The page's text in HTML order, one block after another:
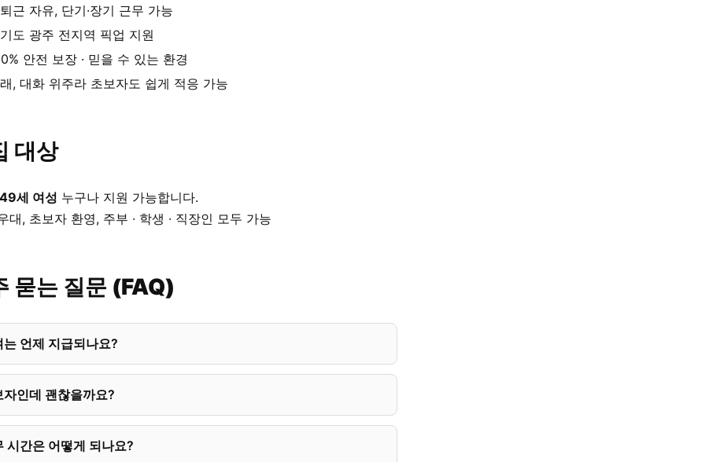
근 자유, 단기·장기 근무 가능
도 광주 전지역 픽업 지원
안전 보장 · 믿을 수 있는 환경
, 대화 위주라 초보자도 쉽게 적응 가능
대상
세 여성 누구나 지원 가능합니다.
대, 초보자 환영, 주부 · 학생 · 직장인 모두 가능
묻는 질문 (FAQ)
는 언제 지급되나요?
자인데 괜찮을까요?
시간은 어떻게 되나요?